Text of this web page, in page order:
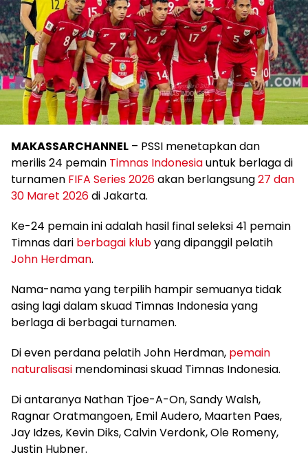
MAKASSARCHANNEL – PSSI menetapkan dan
merilis 24 pemain Timnas Indonesiauntuk berlaga di
turnamen FIFA Series 2026akan berlangsung27 dan
30 Maret 2026di Jakarta.
Ke-24 pemain ini adalah hasil final seleksi 41 pemain
Timnas dari berbagai klubyang dipanggil pelatih
John Herdman.
Nama-nama yang terpilih hampir semuanya tidak
asing lagi dalam skuad Timnas Indonesia yang
berlaga di berbagai turnamen.
Di even perdana pelatih John Herdman, pemain
naturalisasi mendominasi skuad Timnas Indonesia.
Di antaranya Nathan Tjoe-A-On, Sandy Walsh,
Ragnar Oratmangoen, Emil Audero, Maarten Paes,
Jay Idzes, Kevin Diks, Calvin Verdonk, Ole Romeny,
Justin Hubner.